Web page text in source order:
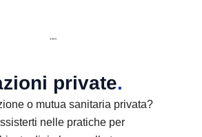
private.
o mutua sanitaria privata?
nelle pratiche per